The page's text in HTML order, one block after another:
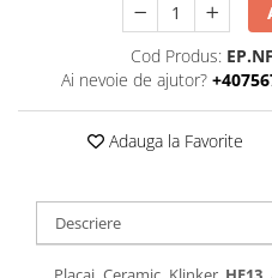
Cod Produs:
Ai nevoie de ajutor?
Adauga la Favorite
Descriere